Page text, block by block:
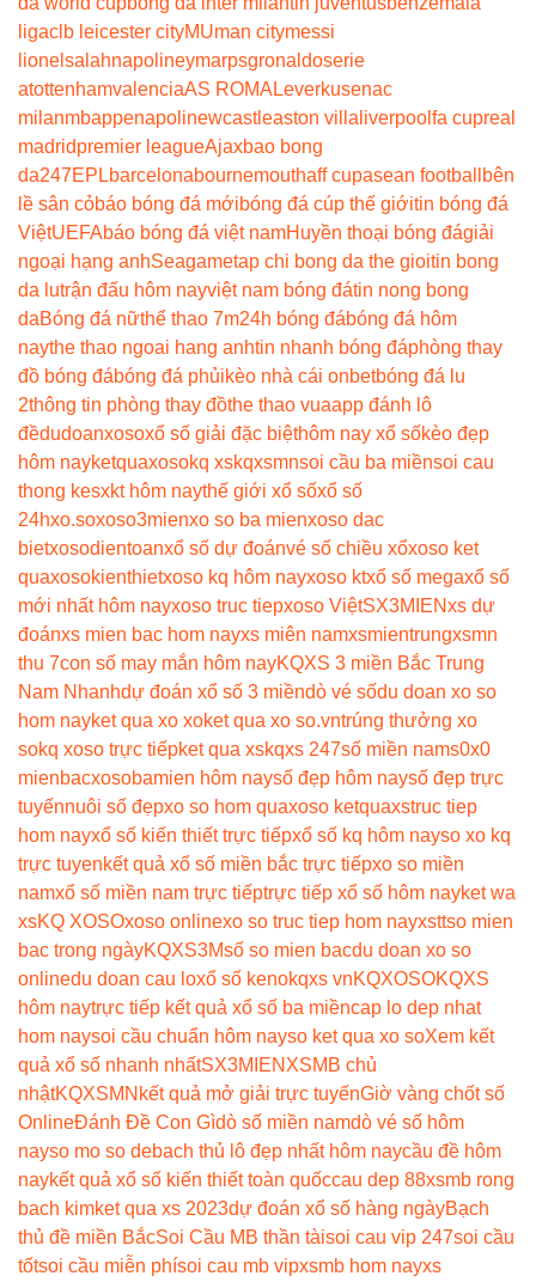
ligaclb leicester cityMUman citymessi
lionel salahnapolineymarpsgronaldoserie
atottenhamvalenciaAS ROMA Leverkusenac
milanmbappenapolinewcastleaston villa liverpool fa cupreal
madridpremier leagueAjaxbao bong
da247EPLbarcelonabournemouthaff cupasean football
bên
lề sân cỏbáo bóng đá mớibóng đá cúp thế giớitin bóng đá
ViệtUEFAbáo bóng đá việt namHuyền thoại bóng đágiải
ngoại hạng anhSeagametap chi bong da the gioitin bong
da lutrận đấu hôm nayviệt nam bóng đátin nong bong
daBóng đá nữthể thao 7m24h bóng đábóng đá hôm
naythe thao ngoai hang anhtin nhanh bóng đáphòng thay
đồ bóng đábóng đá phủikèo nhà cái onbetbóng đá lu
2thông tin phòng thay đồthe thao vuaapp đánh lô
đềdudoanxosoxổ số giải đặc biệthôm nay xổ sốkèo đẹp
hôm nayketquaxosokq xskqxsmnsoi cầu ba miềnsoi cau
thong kesxkt hôm naythế giới xổ sốxổ số
24hxo.soxoso3mienxo so ba mienxoso dac
bietxosodientoanxổ số dự đoánvé số chiều xổxoso ket
quaxosokienthietxoso kq hôm nayxoso ktxổ số megaxổ số
mới nhất hôm nayxoso truc tiepxoso ViệtSX3MIENxs dự
đoánxs mien bac hom nayxs miên namxsmientrungxsmn
thu 7con số may mắn hôm nayKQXS 3 miền Bắc Trung
Nam Nhanhdự đoán xổ số 3 miềndò vé sốdu doan xo so
hom nayket qua xo xoket qua xo so.vntrúng thưởng xo
sokq xoso trực tiếpket qua xskqxs 247số miền nams0x0
mienbacxosobamien hôm naysố đẹp hôm naysố đẹp trực
tuyếnnuôi số đẹpxo so hom quaxoso ketquaxstruc tiep
hom nayxổ số kiến thiết trực tiếpxổ số kq hôm nayso xo kq
trực tuyenkết quả xổ số miền bắc trực tiếpxo so miền
namxổ số miền nam trực tiếptrực tiếp xổ số hôm nayket wa
xsKQ XOSOxoso onlinexo so truc tiep hom nayxsttso mien
bac trong ngàyKQXS3Msố so mien bacdu doan xo so
onlinedu doan cau loxổ số kenokqxs vnKQXOSOKQXS
hôm naytrực tiếp kết quả xổ số ba miềncap lo dep nhat
hom naysoi cầu chuẩn hôm nayso ket qua xo soXem kết
quả xổ số nhanh nhấtSX3MIEN XSMB chủ
nhậtKQXSMN kết quả mở giải trực tuyếnGiờ vàng chốt số
OnlineĐánh Đề Con Gìdò số miền namdò vé số hôm
nayso mo so debach thủ lô đẹp nhất hôm naycầu đề hôm
naykết quả xổ số kiến thiết toàn quốccau dep 88xsmb rong
bach kimket qua xs 2023dự đoán xổ số hàng ngàyBạch
thủ đề miền BắcSoi Cầu MB thần tàisoi cau vip 247soi cầu
tốtsoi cầu miễn phísoi cau mb vipxsmb hom nayxs